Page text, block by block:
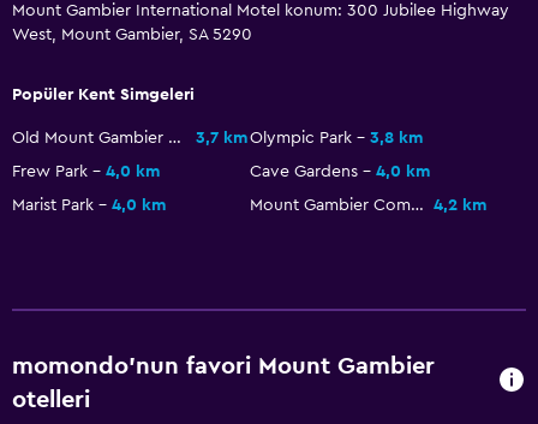
Mount Gambier International Motel konum: 300 Jubilee Highway
West, Mount Gambier, SA 5290
Popüler Kent Simgeleri
Old Mount Gambier Gaol 3,7 kmOlympic Park
3,8 km
Frew Park
4,0 km Cave Gardens
4,0 km
Marist Park
4,0 km Mount Gambier Community RSL 4,2 km
momondo'nun favori Mount Gambier
otelleri